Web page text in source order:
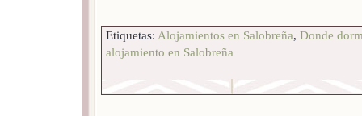
Etiquetas: Alojamientos en Salobreña, Donde
alojamiento en Salobreña